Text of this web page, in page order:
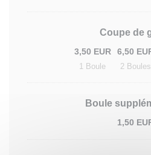
Coupe de
3,50 EUR
1 Boule
6,50
2 Boules
Boule
1,50